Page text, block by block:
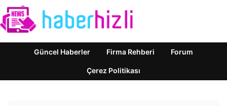
Güncel Haberler Firma Rehberi Forum
Çerez Politikası